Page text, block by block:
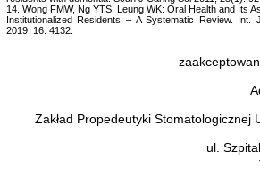
14. Wong FMW, Ng YTS, Leung WK: Oral Health and Its
Institutionalized Residents – A Systematic Review.
2019; 16: 4132.
Zakład Propedeutyki Stomatologicznej
ul.